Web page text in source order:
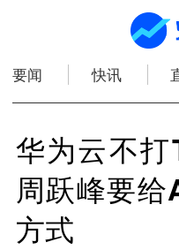
要闻 快讯
华为云不打
周跃峰要
方式